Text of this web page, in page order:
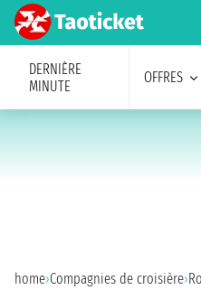
DERNIÈRE
MINUTE
OFFRES
home›Compagnies de croisière›